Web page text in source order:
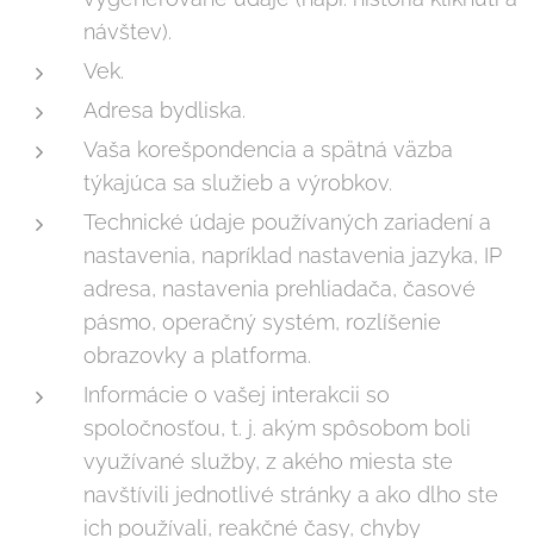
návštev).
Vek.
Adresa bydliska.
Vaša korešpondencia a spätná väzba
týkajúca sa služieb a výrobkov.
Technické údaje používaných zariadení a
nastavenia, napríklad nastavenia jazyka, IP
adresa, nastavenia prehliadača, časové
pásmo, operačný systém, rozlíšenie
obrazovky a platforma.
Informácie o vašej interakcii so
spoločnosťou, t. j. akým spôsobom boli
využívané služby, z akého miesta ste
navštívili jednotlivé stránky a ako dlho ste
ich používali, reakčné časy, chyby